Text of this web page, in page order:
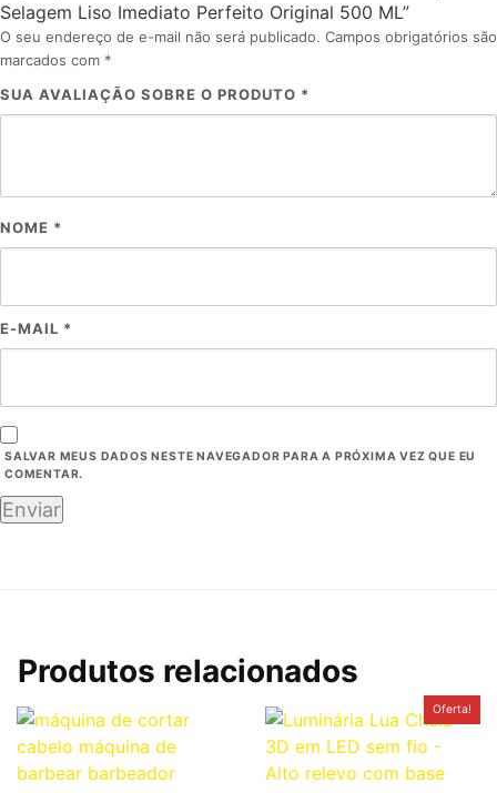
Selagem Liso Imediato Perfeito Original 500 ML”
O seu endereço de e-mail não será publicado. Campos obrigatórios são
marcados com *
SUA AVALIAÇÃO SOBRE O PRODUTO *
NOME *
E-MAIL *
SALVAR MEUS DADOS NESTE NAVEGADOR PARA A PRÓXIMA VEZ QUE EU
COMENTAR.
Produtos relacionados
Oferta!
preço
original
era:
R$49,90.
preço
atual
é:
R$39,90.